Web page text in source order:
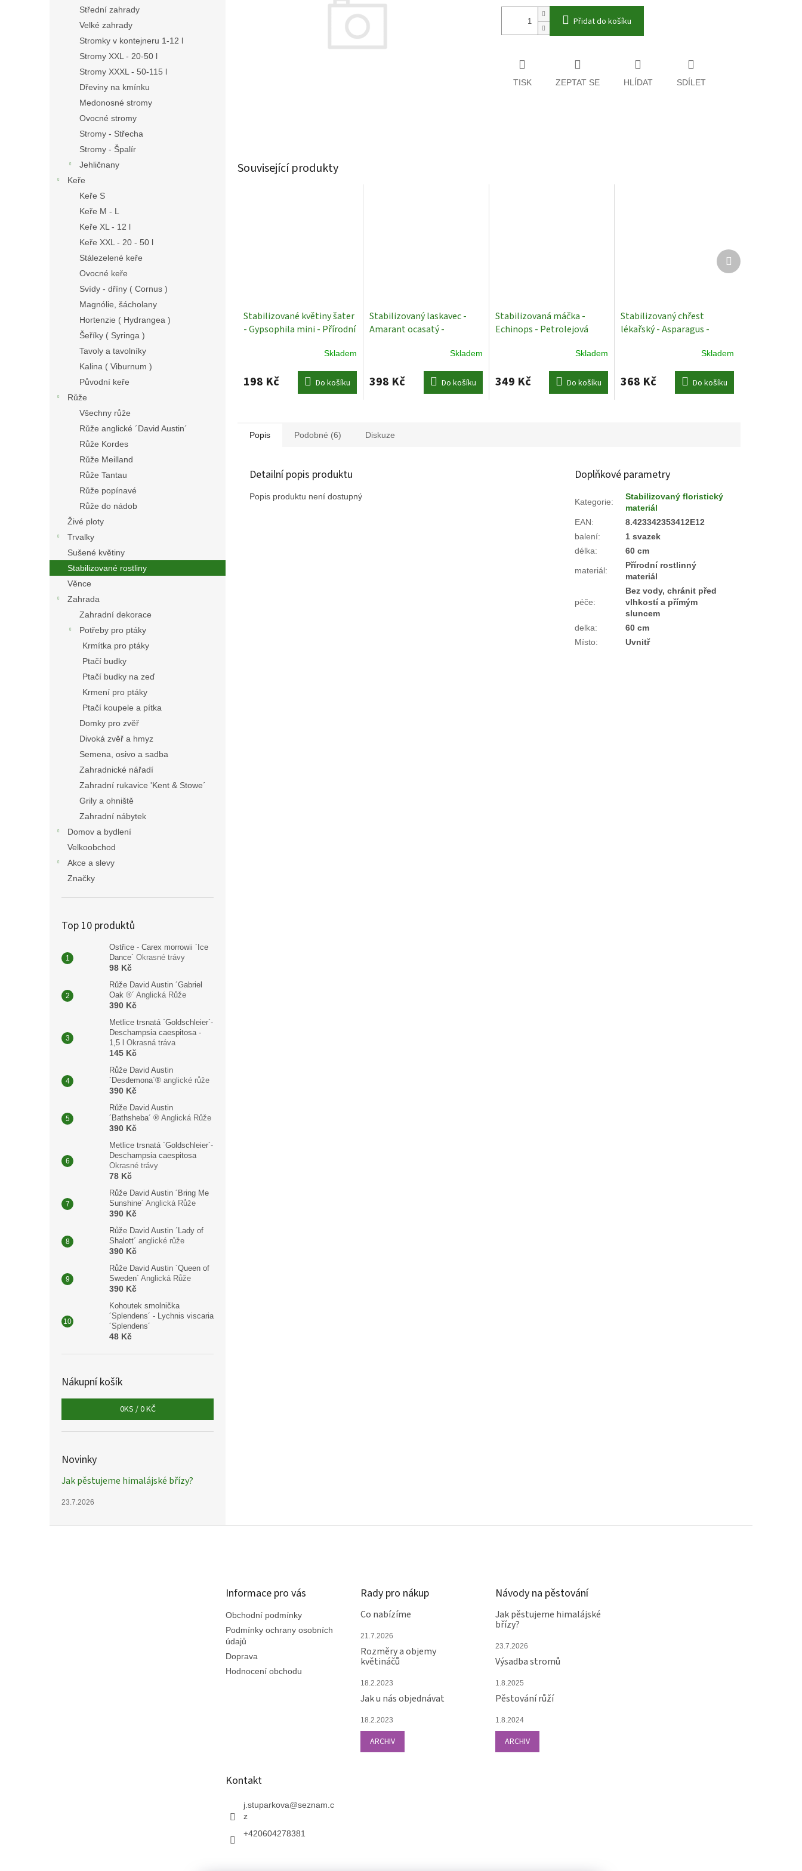
Střední zahrady
Velké zahrady
Stromky v kontejneru 1-12 l
Stromy XXL - 20-50 l
Stromy XXXL - 50-115 l
Dřeviny na kmínku
Medonosné stromy
Ovocné stromy
Stromy - Střecha
Stromy - Špalír
Jehličnany
Keře
Keře S
Keře M - L
Keře XL - 12 l
Keře XXL - 20 - 50 l
Stálezelené keře
Ovocné keře
Svídy - dříny ( Cornus )
Magnólie, šácholany
Hortenzie ( Hydrangea )
Šeříky ( Syringa )
Tavoly a tavolníky
Kalina ( Viburnum )
Původní keře
Růže
Všechny růže
Růže anglické ´David Austin´
Růže Kordes
Růže Meilland
Růže Tantau
Růže popínavé
Růže do nádob
Živé ploty
Trvalky
Sušené květiny
Stabilizované rostliny
Věnce
Zahrada
Zahradní dekorace
Potřeby pro ptáky
Krmítka pro ptáky
Ptačí budky
Ptačí budky na zeď
Krmení pro ptáky
Ptačí koupele a pítka
Domky pro zvěř
Divoká zvěř a hmyz
Semena, osivo a sadba
Zahradnické nářadí
Zahradní rukavice 'Kent & Stowe´
Grily a ohniště
Zahradní nábytek
Domov a bydlení
Velkoobchod
Akce a slevy
Značky
Top 10 produktů
Ostřice - Carex morrowii ´Ice
Dance´ Okrasné trávy
98 Kč
Růže David Austin ´Gabriel
Oak ®´ Anglická Růže
390 Kč
Metlice trsnatá ´Goldschleier´-
Deschampsia caespitosa -
1,5 l Okrasná tráva
145 Kč
Růže David Austin
´Desdemona´® anglické růže
390 Kč
Růže David Austin
´Bathsheba´ ® Anglická Růže
390 Kč
Metlice trsnatá ´Goldschleier´-
Deschampsia caespitosa
Okrasné trávy
78 Kč
Růže David Austin ´Bring Me
Sunshine´ Anglická Růže
390 Kč
Růže David Austin ´Lady of
Shalott´ anglické růže
390 Kč
Růže David Austin ´Queen of
Sweden´ Anglická Růže
390 Kč
Kohoutek smolnička
´Splendens´ - Lychnis viscaria
´Splendens´
48 Kč
Nákupní košík
0KS /0 KČ
Novinky
Jak pěstujeme himalájské břízy?
23.7.2026
Přidat do košíku
TISK ZEPTAT SE HLÍDAT SDÍLET
Související produkty
Stabilizované květiny šater
- Gypsophila mini - Přírodní
Skladem
198 Kč Do košíku
Stabilizovaný laskavec -
Amarant ocasatý -
Stabilizované
Skladem
398 Kč Do košíku
Stabilizovaná máčka -
Echinops - Petrolejová
Skladem
349 Kč Do košíku
Stabilizovaný chřest
lékařský - Asparagus -
Stabilizované RostlinySkladem
368 Kč Do košíku
Další
produkt
Popis Podobné (6) Diskuze
Detailní popis produktu
Popis produktu není dostupný
Doplňkové parametry
Kategorie:
Stabilizovaný floristický
materiál
EAN:
8.423342353412E12
balení:
1 svazek
délka: 60 cm
materiál:
Přírodní rostlinný
materiál
péče:
Bez vody, chránit před
vlhkostí a přímým
sluncem
delka:
60 cm
Místo: Uvnitř
Informace pro vás
Obchodní podmínky
Podmínky ochrany osobních
údajů
Doprava
Hodnocení obchodu
Rady pro nákup
Co nabízíme
21.7.2026
Rozměry a objemy
květináčů
18.2.2023
Jak u nás objednávat
18.2.2023
ARCHIV
Návody na pěstování
Jak pěstujeme himalájské
břízy?
23.7.2026
Výsadba stromů
1.8.2025
Pěstování růží
1.8.2024
ARCHIV
Kontakt
j.stuparkova@seznam.c
z
+420604278381